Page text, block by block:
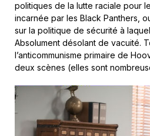
politiques de la lutte raciale pour
incarnée par les Black Panthers,
sur la politique de sécurité à
Absolument désolant de vacuité.
l’anticommunisme primaire de
deux scènes (elles sont